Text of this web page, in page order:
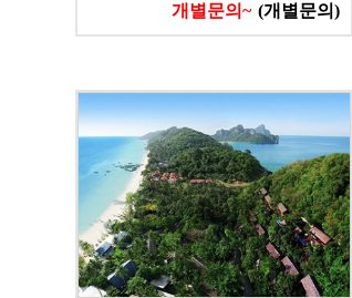
개별문의~ (개별문의)